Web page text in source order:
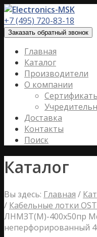
+7 (495) 720-83-18
Заказать обратный звонок
Главная
Каталог
Производители
О компании
Доставка
Контакты
Поиск
Каталог
Вы здесь: Главная /
/ Кабельные лотки
ЛНМЗТ(М)-400х50пр
неперфорированный